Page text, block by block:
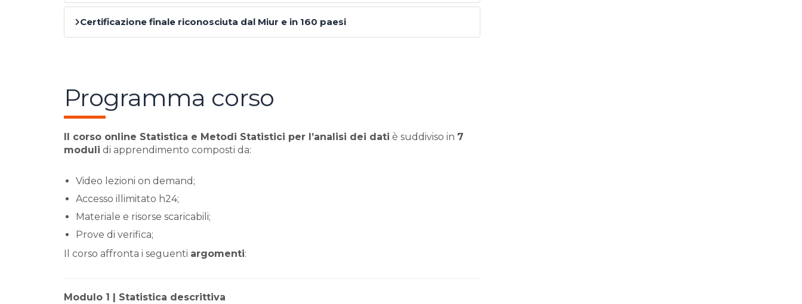
Certificazione finale riconosciuta dal Miur e in 160 paesi
Programma corso
Il corso online Statistica e Metodi Statistici per l’analisi dei dati è suddiviso in 7
moduli di apprendimento composti da:
Video lezioni on demand;
Accesso illimitato h24;
Materiale e risorse scaricabili;
Prove di verifica;
Il corso affronta i seguenti argomenti:
Modulo 1 | Statistica descrittiva